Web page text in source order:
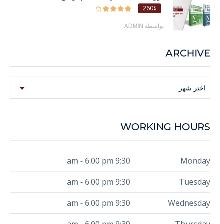
260$
بواسطة ADMIN
ARCHIVE
اختر شهر
WORKING HOURS
Monday
9:30 am - 6.00 pm
Tuesday
9:30 am - 6.00 pm
Wednesday
9:30 am - 6.00 pm